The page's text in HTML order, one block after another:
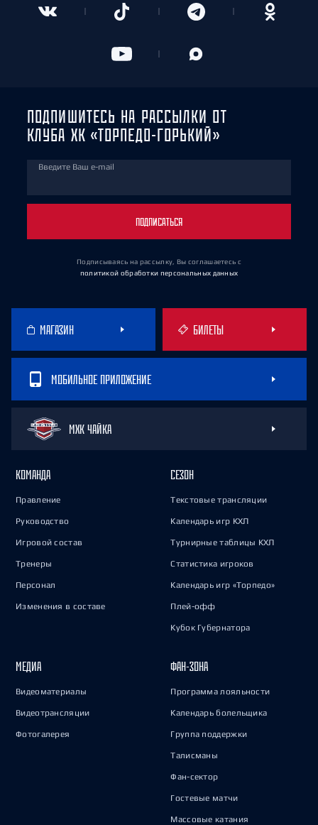
ПОДПИШИТЕСЬ НА РАССЫЛКИ ОТ
КЛУБА ХК «ТОРПЕДО-ГОРЬКИЙ»
Введите Ваш e-mail
ПОДПИСАТЬСЯ
Подписываясь на рассылку, Вы соглашаетесь с
политикой обработки персональных данных
МАГАЗИН БИЛЕТЫ
МОБИЛЬНОЕ ПРИЛОЖЕНИЕ
МХК ЧАЙКА
КОМАНДА
Правление
Руководство
Игровой состав
Тренеры
Персонал
Изменения в составе
СЕЗОН
Текстовые трансляции
Календарь игр КХЛ
Турнирные таблицы КХЛ
Статистика игроков
Календарь игр «Торпедо»
Плей-офф
Кубок Губернатора
МЕДИА
Видеоматериалы
Видеотрансляции
Фотогалерея
ФАН-ЗОНА
Программа лояльности
Календарь болельщика
Группа поддержки
Талисманы
Фан-сектор
Гостевые матчи
Массовые катания